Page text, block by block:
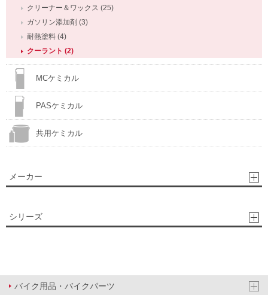
クリーナー＆ワックス (25)
ガソリン添加剤 (3)
耐熱塗料 (4)
クーラント (2)
MCケミカル
PASケミカル
共用ケミカル
メーカー
シリーズ
バイク用品・バイクパーツ